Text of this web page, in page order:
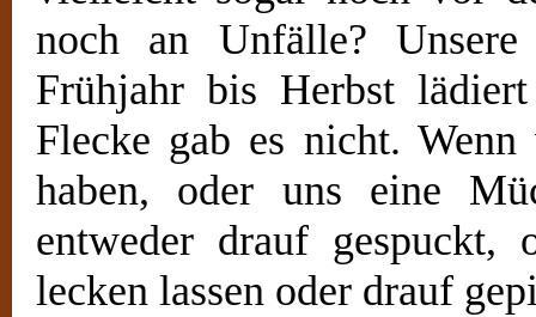
noch an Unfälle?
Frühjahr bis Herbst
Flecke gab es nicht.
haben, oder uns eine
entweder drauf gespuckt,
lecken lassen oder drauf